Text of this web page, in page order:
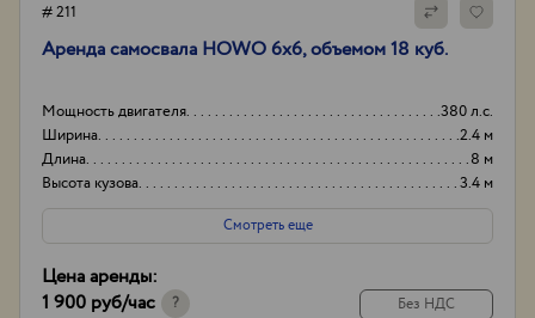
# 211
Аренда самосвала HOWO 6x6, объемом 18 куб.
Мощность двигателя
380 л.с.
Ширина
2.4 м
Длина
8 м
Высота кузова
3.4 м
Смотреть еще
Цена аренды:
1 900 руб/час ? Без НДС